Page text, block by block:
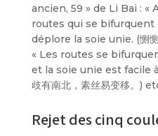
ancien, 59 » de Li Bai : «
routes qui se bifurquent
déplore la soie unie. (恻恻
« Les routes se
et la soie unie est facile
歧有南北，素丝易变移。)
Rejet des cinq